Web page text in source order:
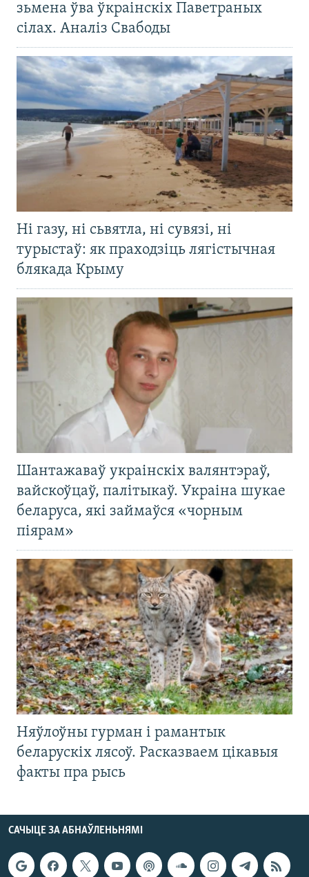
зьмена ўва ўкраінскіх Паветраных
сілах. Аналіз Свабоды
Ні газу, ні сьвятла, ні сувязі, ні
турыстаў: як праходзіць лягістычная
блякада Крыму
Шантажаваў украінскіх валянтэраў,
вайскоўцаў, палітыкаў. Украіна шукае
беларуса, які займаўся «чорным
піярам»
Няўлоўны гурман і рамантык
беларускіх лясоў. Расказваем цікавыя
факты пра рысь
САЧЫЦЕ ЗА АБНАЎЛЕНЬНЯМІ